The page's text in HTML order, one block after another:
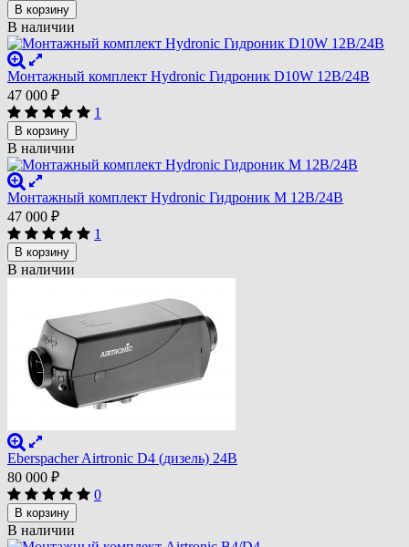
В корзину
В наличии
Монтажный комплект Hydronic Гидроник D10W 12В/24В
47 000 ₽
1
В корзину
В наличии
Монтажный комплект Hydronic Гидроник M 12В/24В
47 000 ₽
1
В корзину
В наличии
Eberspacher Airtronic D4 (дизель) 24B
80 000 ₽
0
В корзину
В наличии